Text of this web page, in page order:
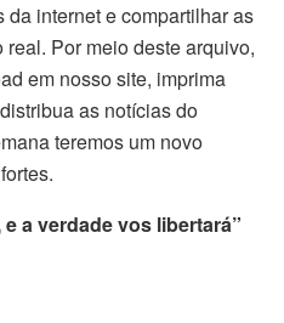
internet e compartilhar as
Por meio deste arquivo,
em nosso site, imprima
as notícias do
teremos um novo
a verdade vos libertará”